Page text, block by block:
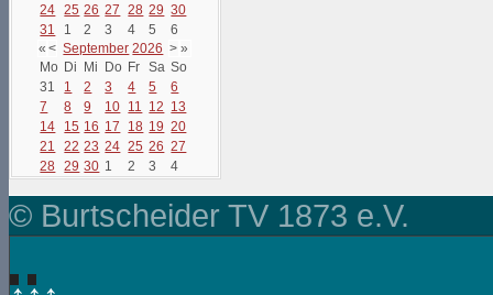
24 25 26 27 28 29 30
31
1 2 3 4 5
6
« < September 2026 > »
Mo Di Mi Do Fr Sa So
31
1 2 3 4 5
6
7
8 9 10 11 12 13
14
15 16 17 18 19 20
21
22 23 24 25 26 27
28 29 30 1 2 3 4
© Burtscheider TV 1873 e.V.